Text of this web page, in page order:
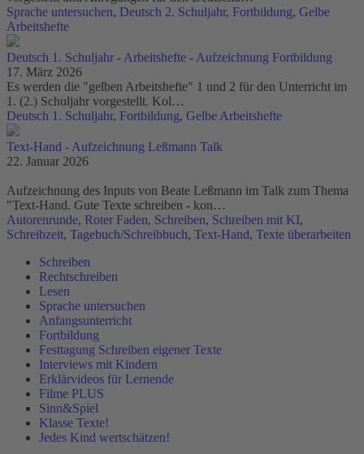
Sprache untersuchen, Deutsch 2. Schuljahr, Fortbildung, Gelbe
Arbeitshefte
Deutsch 1. Schuljahr - Arbeitshefte - Aufzeichnung Fortbildung
17. März 2026
Es werden die "gelben Arbeitshefte" 1 und 2 für den Unterricht im
1. (2.) Schuljahr vorgestellt. Kol…
Deutsch 1. Schuljahr, Fortbildung, Gelbe Arbeitshefte
Text-Hand - Aufzeichnung Leßmann Talk
22. Januar 2026
Aufzeichnung des Inputs von Beate Leßmann im Talk zum Thema
"Text-Hand. Gute Texte schreiben - kon…
Autorenrunde, Roter Faden, Schreiben, Schreiben mit KI,
Schreibzeit, Tagebuch/Schreibbuch, Text-Hand, Texte überarbeiten
Schreiben
Rechtschreiben
Lesen
Sprache untersuchen
Anfangsunterricht
Fortbildung
Festtagung Schreiben eigener Texte
Interviews mit Kindern
Erklärvideos für Lernende
Filme PLUS
Sinn&Spiel
Klasse Texte!
Jedes Kind wertschätzen!